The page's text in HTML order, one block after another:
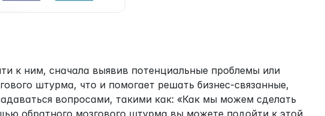
к ним, сначала выявив потенциальные проблемы или
штурма, что и помогает решать бизнес-связанные,
вопросами, такими как: «Как мы можем сделать
обратного мозгового штурма вы можете подойти к этой